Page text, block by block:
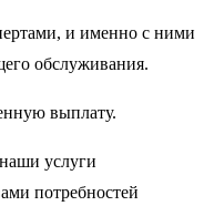
и именно с ними
обслуживания.
выплату.
услуги
потребностей